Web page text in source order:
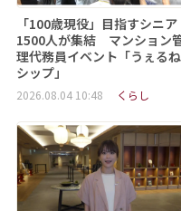
「100歳現役」目指すシニア
1500人が集結 マンション
理代務員イベント「うぇる
シップ」
2026.08.04 10:48 くらし